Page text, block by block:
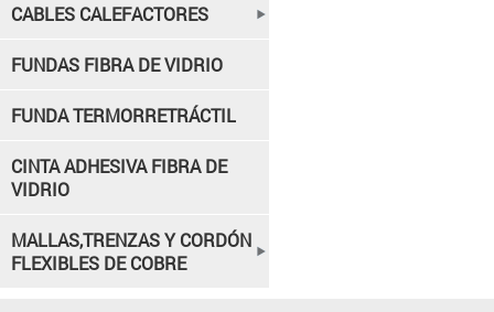
CABLES CALEFACTORES
FUNDAS FIBRA DE VIDRIO
FUNDA TERMORRETRÁCTIL
CINTA ADHESIVA FIBRA DE
VIDRIO
MALLAS,TRENZAS Y CORDÓN
FLEXIBLES DE COBRE